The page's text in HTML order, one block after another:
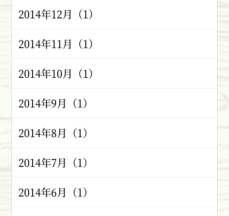
2014年12月（1）
2014年11月（1）
2014年10月（1）
2014年9月（1）
2014年8月（1）
2014年7月（1）
2014年6月（1）